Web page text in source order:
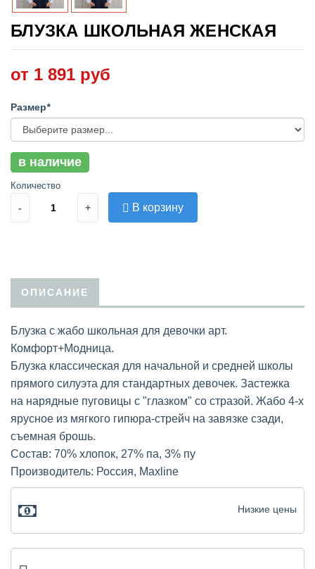
БЛУЗКА ШКОЛЬНАЯ ЖЕНСКАЯ
от 1 891 руб
Размер*
в наличие
Количество
- + В корзину
ОПИСАНИЕ
Блузка с жабо школьная для девочки арт.
Комфорт+Модница.
Блузка классическая для начальной и средней школы
прямого силуэта для стандартных девочек. Застежка
на нарядные пуговицы с "глазком" со стразой. Жабо 4-х
ярусное из мягкого гипюра-стрейч на завязке сзади,
съемная брошь.
Состав: 70% хлопок, 27% па, 3% пу
Производитель: Россия, Maxline
Низкие цены